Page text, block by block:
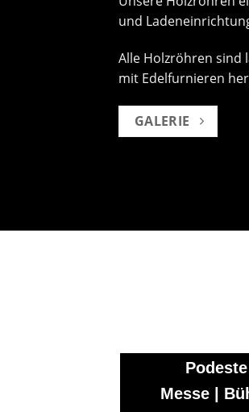
und
Alle Holzröhren sind
mit Edelfurnieren
GALERIE
Podeste
Messe |